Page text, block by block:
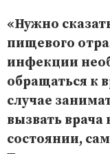
«Нужно
пищевого
инфекции
обращаться к
случае
вызвать врача
состоянии,